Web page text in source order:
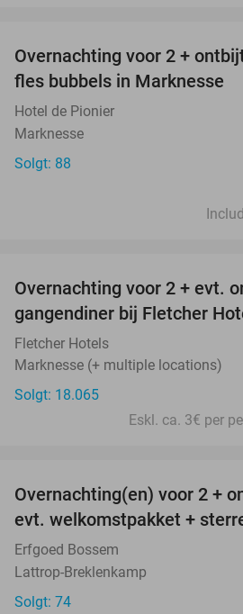
Overnachting voor 2 +
fles bubbels in Marknesse
Hotel de Pionier
Marknesse
Solgt: 88
Overnachting voor 2 + evt.
gangendiner bij Fletcher
Fletcher Hotels
Marknesse (+ multiple locations)
Solgt: 18.065
Eskl. ca. 3€ per
Overnachting(en) voor 2 +
evt. welkomstpakket +
Erfgoed Bossem
Lattrop-Breklenkamp
Solgt: 74